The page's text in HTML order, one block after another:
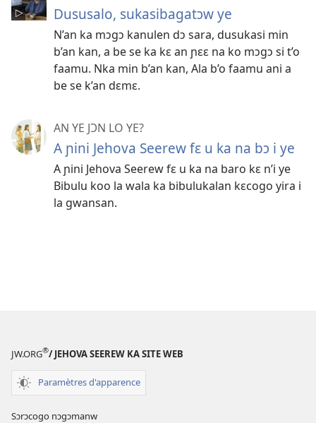
Dususalo, sukasibagatɔw ye
N’an ka mɔgɔ kanulen dɔ sara, dusukasi min
b’an kan, a be se ka kɛ an ɲɛɛ na ko mɔgɔ si t’o
faamu. Nka min b’an kan, Ala b’o faamu ani a
be se k’an dɛmɛ.
AN YE JƆN LO YE?
A ɲini Jehova Seerew fɛ u ka na bɔ i ye
A ɲini Jehova Seerew fɛ u ka na baro kɛ n’i ye
Bibulu koo la wala ka bibulukalan kɛcogo yira i
la gwansan.
JW.ORG®/ JEHOVA SEEREW KA SITE WEB
Paramètres d'apparence
Sɔrɔcogo nɔgɔmanw